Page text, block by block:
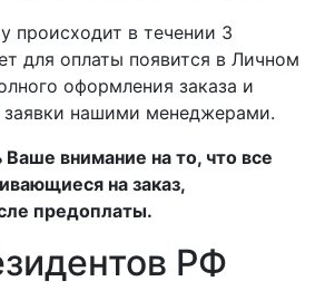
происходит в течении 3
для оплаты появится в Личном
оформления заказа и
нашими менеджерами.
внимание на то, что все
на заказ,
предоплаты.
РФ